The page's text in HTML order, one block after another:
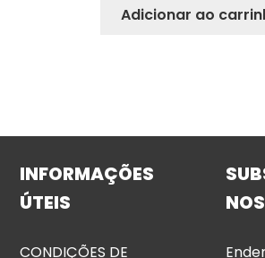
Adicionar ao
INFORMAÇÕES
ÚTEIS
CONDIÇÕES DE